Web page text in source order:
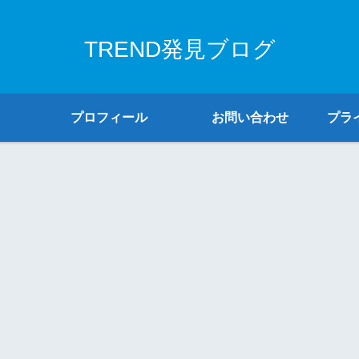
TREND発見ブログ
プロフィール お問い合わせ プラ